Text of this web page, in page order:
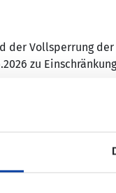
der Vollsperrung
zu
werden: